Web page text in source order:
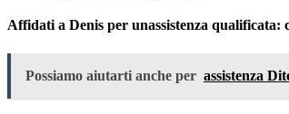
Affidati a Denis per unassistenza qualificata:
Possiamo aiutarti anche per assistenza